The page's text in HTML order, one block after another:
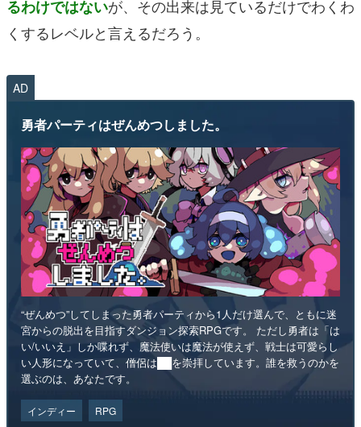
るわけではないが、その出来は見ているだけでわくわ
くするレベルと言えるだろう。
AD
勇者パーティはぜんめつしました。
“ぜんめつ”してしまった勇者パーティから1人だけ選んで、ともに迷
宮からの脱出を目指すダンジョン探索RPGです。 ただし勇者は「は
い/いいえ」しか喋れず、魔法使いは魔法が使えず、戦士は可愛らし
い人形になっていて、僧侶は██を崇拝しています。誰を救うのかを
選ぶのは、あなたです。
インディー RPG